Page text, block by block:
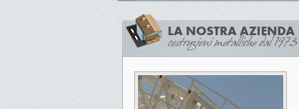
LA NOSTRA AZIENDA
costruzioni metalliche dal 1973